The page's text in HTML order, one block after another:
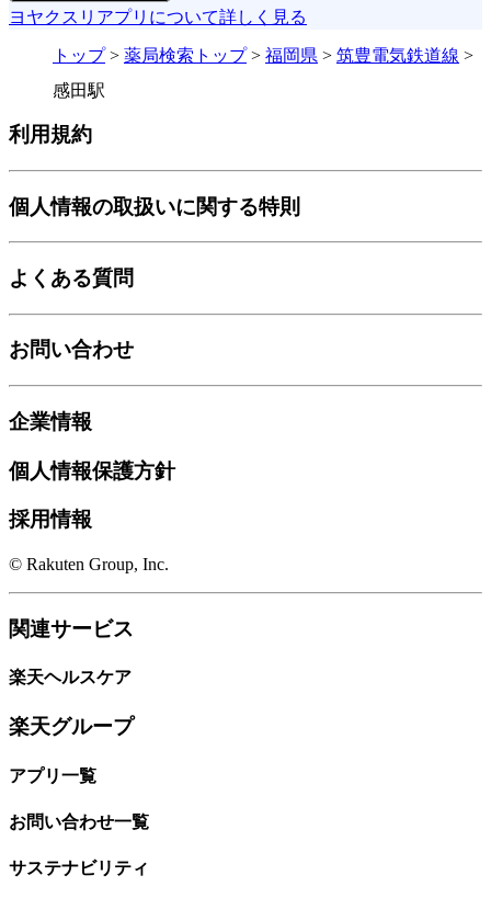
ヨヤクスリアプリについて詳しく見る
トップ> 薬局検索トップ> 福岡県 > 筑豊電気鉄道線 >
感田駅
利用規約
個人情報の取扱いに関する特則
よくある質問
お問い合わせ
企業情報
個人情報保護方針
採用情報
© Rakuten Group, Inc.
関連サービス
楽天ヘルスケア
楽天グループ
アプリ一覧
お問い合わせ一覧
サステナビリティ